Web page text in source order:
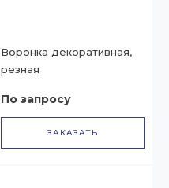
Воронка декоративная,
резная
По запросу
ЗАКАЗАТЬ